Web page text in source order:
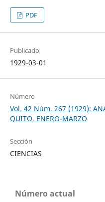
PDF
Publicado
1929-03-01
Número
Vol. 42 Núm. 267 (1929):
QUITO, ENERO-MARZO
Sección
CIENCIAS
Número actual